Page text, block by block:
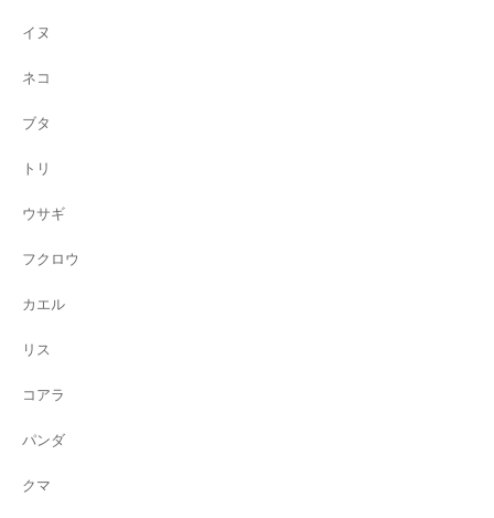
イヌ
ネコ
ブタ
トリ
ウサギ
フクロウ
カエル
リス
コアラ
パンダ
クマ